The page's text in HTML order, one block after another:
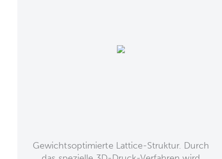
Gewichtsoptimierte Lattice-Struktur. Durch